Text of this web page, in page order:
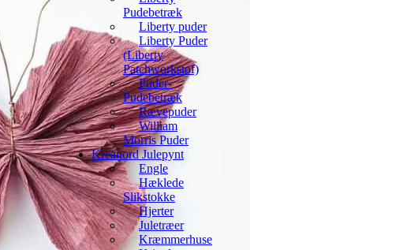
Pudebetræk
Liberty puder
Liberty Puder
(Liberty
Patchworkstof)
Puder-
Pudebetræk
Rævepuder
William
Morris Puder
Kreanord Julepynt
Engle
Hæklede
Slikstokke
Hjerter
Juletræer
Kræmmerhuse